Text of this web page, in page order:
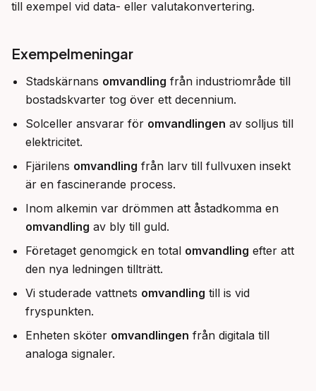
till exempel vid data- eller valutakonvertering.
Exempelmeningar
Stadskärnans omvandling från industriområde till
bostadskvarter tog över ett decennium.
Solceller ansvarar för omvandlingen av solljus till
elektricitet.
Fjärilens omvandling från larv till fullvuxen insekt
är en fascinerande process.
Inom alkemin var drömmen att åstadkomma en
omvandling av bly till guld.
Företaget genomgick en total omvandling efter att
den nya ledningen tillträtt.
Vi studerade vattnets omvandling till is vid
fryspunkten.
Enheten sköter omvandlingen från digitala till
analoga signaler.